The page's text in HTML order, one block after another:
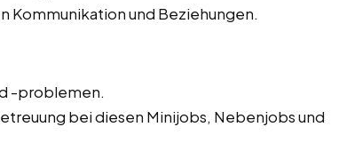
Kommunikation und Beziehungen.
-problemen.
bei diesen Minijobs, Nebenjobs und